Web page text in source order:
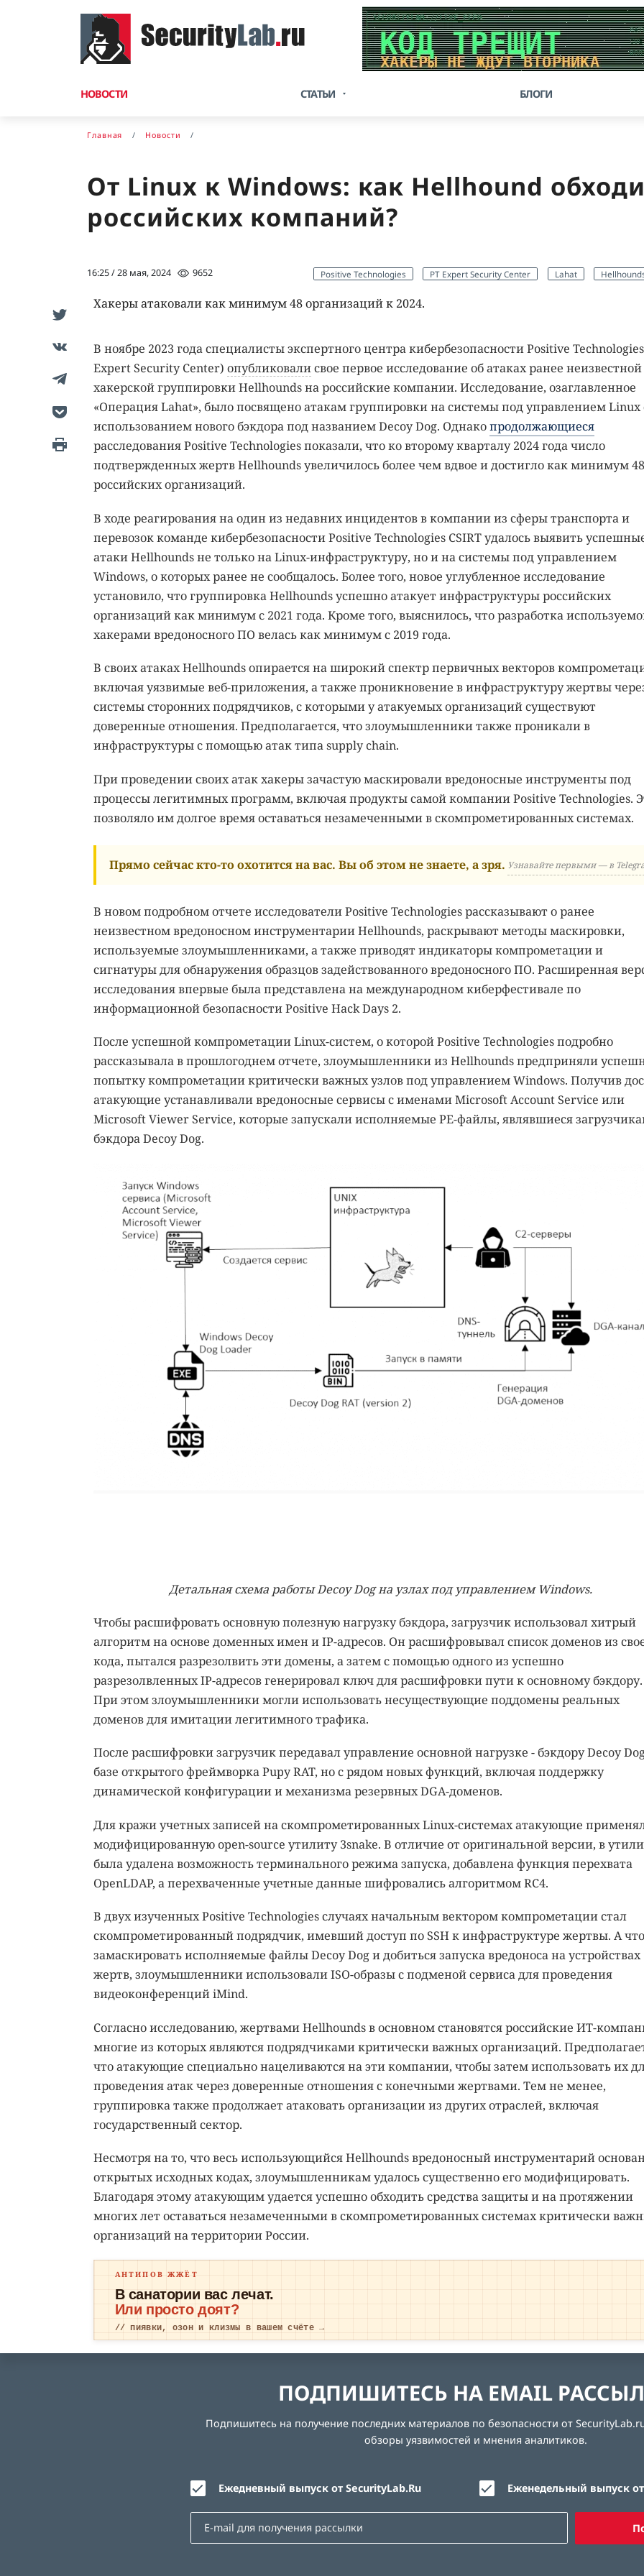
НОВОСТИ СТАТЬИ БЛОГИ
Главная Новости
От Linux к Windows: как Hellhound
российских компаний?
16:25 / 28 мая, 2024 9652 Positive Technologies PT Expert Security Center Lahat
Хакеры атаковали как минимум 48 организаций к 2024.
В ноябре 2023 года специалисты экспертного центра кибербезопасности Positive
Expert Security Center) опубликовалисвое первое исследование об атаках ранее неизвестной
хакерской группировки Hellhounds на российские компании. Исследование, озаглавленное
«Операция Lahat», было посвящено атакам группировки на системы под управлением Linux
использованием нового бэкдора под названием Decoy Dog. Однакопродолжающиеся
расследования Positive Technologies показали, что ко второму кварталу 2024 года число
подтвержденных жертв Hellhounds увеличилось более чем вдвое и достигло как минимум 48
российских организаций.
В ходе реагирования на один из недавних инцидентов в компании из сферы транспорта и
перевозок команде кибербезопасности Positive Technologies CSIRT удалось выявить
атаки Hellhounds не только на Linux-инфраструктуру, но и на системы под управлением
Windows, о которых ранее не сообщалось. Более того, новое углубленное исследование
установило, что группировка Hellhounds успешно атакует инфраструктуры российских
организаций как минимум с 2021 года. Кроме того, выяснилось, что разработка
хакерами вредоносного ПО велась как минимум с 2019 года.
В своих атаках Hellhounds опирается на широкий спектр первичных векторов
включая уязвимые веб-приложения, а также проникновение в инфраструктуру жертвы
системы сторонних подрядчиков, с которыми у атакуемых организаций существуют
доверенные отношения. Предполагается, что злоумышленники также проникали в
инфраструктуры с помощью атак типа supply chain.
При проведении своих атак хакеры зачастую маскировали вредоносные инструменты под
процессы легитимных программ, включая продукты самой компании Positive Technologies.
позволяло им долгое время оставаться незамеченными в скомпрометированных системах.
Прямо сейчас кто-то охотится на вас. Вы об этом не знаете, а зря. Узнавайте первыми — в
В новом подробном отчете исследователи Positive Technologies рассказывают о ранее
неизвестном вредоносном инструментарии Hellhounds, раскрывают методы маскировки,
используемые злоумышленниками, а также приводят индикаторы компрометации и
сигнатуры для обнаружения образцов задействованного вредоносного ПО. Расширенная
исследования впервые была представлена на международном киберфестивале по
информационной безопасности Positive Hack Days 2.
После успешной компрометации Linux-систем, о которой Positive Technologies подробно
рассказывала в прошлогоднем отчете, злоумышленники из Hellhounds предприняли
попытку компрометации критически важных узлов под управлением Windows. Получив
атакующие устанавливали вредоносные сервисы с именами Microsoft Account Service или
Microsoft Viewer Service, которые запускали исполняемые PE-файлы, являвшиеся
бэкдора Decoy Dog.
Детальная схема работы Decoy Dog на узлах под управлением Windows.
Чтобы расшифровать основную полезную нагрузку бэкдора, загрузчик использовал хитрый
алгоритм на основе доменных имен и IP-адресов. Он расшифровывал список доменов из
кода, пытался разрезолвить эти домены, а затем с помощью одного из успешно
разрезолвленных IP-адресов генерировал ключ для расшифровки пути к основному бэкдору.
При этом злоумышленники могли использовать несуществующие поддомены реальных
доменов для имитации легитимного трафика.
После расшифровки загрузчик передавал управление основной нагрузке - бэкдору Decoy
базе открытого фреймворка Pupy RAT, но с рядом новых функций, включая поддержку
динамической конфигурации и механизма резервных DGA-доменов.
Для кражи учетных записей на скомпрометированных Linux-системах атакующие
модифицированную open-source утилиту 3snake. В отличие от оригинальной версии, в
была удалена возможность терминального режима запуска, добавлена функция перехвата
OpenLDAP, а перехваченные учетные данные шифровались алгоритмом RC4.
В двух изученных Positive Technologies случаях начальным вектором компрометации стал
скомпрометированный подрядчик, имевший доступ по SSH к инфраструктуре жертвы. А
замаскировать исполняемые файлы Decoy Dog и добиться запуска вредоноса на устройствах
жертв, злоумышленники использовали ISO-образы с подменой сервиса для проведения
видеоконференций iMind.
Согласно исследованию, жертвами Hellhounds в основном становятся российские ИТ-
многие из которых являются подрядчиками критически важных организаций.
что атакующие специально нацеливаются на эти компании, чтобы затем использовать их
проведения атак через доверенные отношения с конечными жертвами. Тем не менее,
группировка также продолжает атаковать организации из других отраслей, включая
государственный сектор.
Несмотря на то, что весь использующийся Hellhounds вредоносный инструментарий
открытых исходных кодах, злоумышленникам удалось существенно его модифицировать.
Благодаря этому атакующим удается успешно обходить средства защиты и на протяжении
многих лет оставаться незамеченными в скомпрометированных системах критически
организаций на территории России.
АНТИПОВ ЖЖЁТ
В санатории вас лечат.
Или просто доят?
// пиявки, озон и клизмы в вашем счёте →
ПОДПИШИТЕСЬ НА EMAIL
Подпишитесь на получение последних материалов по безопасности от
обзоры уязвимостей и мнения аналитиков.
Ежедневный выпуск от SecurityLab.Ru Еженедельный выпуск